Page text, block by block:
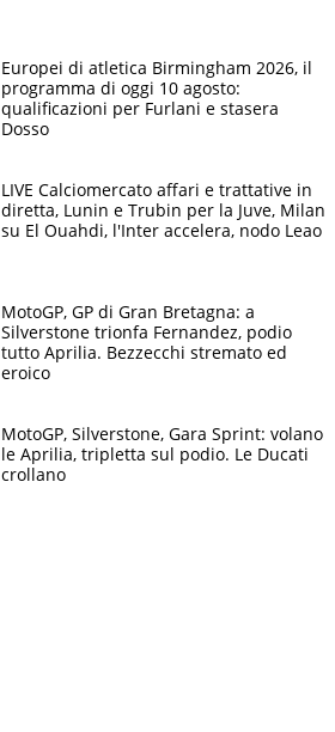
Europei di atletica Birmingham 2026, il
programma di oggi 10 agosto:
qualificazioni per Furlani e stasera
Dosso
LIVE Calciomercato affari e trattative in
diretta, Lunin e Trubin per la Juve, Milan
su El Ouahdi, l'Inter accelera, nodo Leao
MotoGP, GP di Gran Bretagna: a
Silverstone trionfa Fernandez, podio
tutto Aprilia. Bezzecchi stremato ed
eroico
MotoGP, Silverstone, Gara Sprint: volano
le Aprilia, tripletta sul podio. Le Ducati
crollano